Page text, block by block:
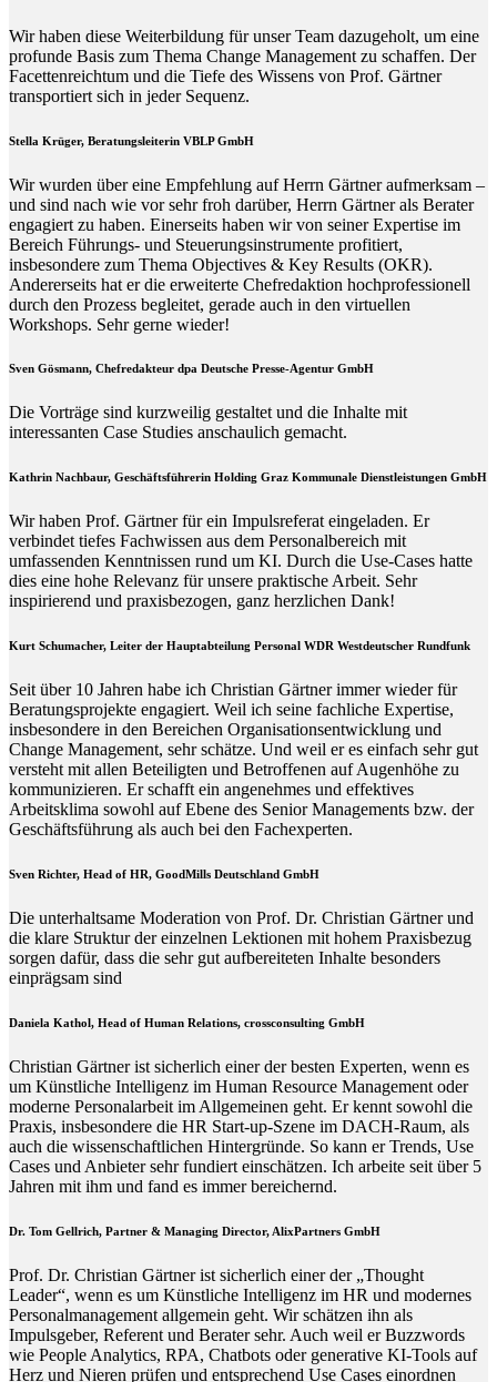
Wir haben diese Weiterbildung für unser Team dazugeholt, um eine
profunde Basis zum Thema Change Management zu schaffen. Der
Facettenreichtum und die Tiefe des Wissens von Prof. Gärtner
transportiert sich in jeder Sequenz.
Stella Krüger, Beratungsleiterin VBLP GmbH
Wir wurden über eine Empfehlung auf Herrn Gärtner aufmerksam –
und sind nach wie vor sehr froh darüber, Herrn Gärtner als Berater
engagiert zu haben. Einerseits haben wir von seiner Expertise im
Bereich Führungs- und Steuerungsinstrumente profitiert,
insbesondere zum Thema Objectives & Key Results (OKR).
Andererseits hat er die erweiterte Chefredaktion hochprofessionell
durch den Prozess begleitet, gerade auch in den virtuellen
Workshops. Sehr gerne wieder!
Sven Gösmann, Chefredakteur dpa Deutsche Presse-Agentur GmbH
Die Vorträge sind kurzweilig gestaltet und die Inhalte mit
interessanten Case Studies anschaulich gemacht.
Kathrin Nachbaur, Geschäftsführerin Holding Graz Kommunale Dienstleistungen GmbH
Wir haben Prof. Gärtner für ein Impulsreferat eingeladen. Er
verbindet tiefes Fachwissen aus dem Personalbereich mit
umfassenden Kenntnissen rund um KI. Durch die Use-Cases hatte
dies eine hohe Relevanz für unsere praktische Arbeit. Sehr
inspirierend und praxisbezogen, ganz herzlichen Dank!
Kurt Schumacher, Leiter der Hauptabteilung Personal WDR Westdeutscher Rundfunk
Seit über 10 Jahren habe ich Christian Gärtner immer wieder für
Beratungsprojekte engagiert. Weil ich seine fachliche Expertise,
insbesondere in den Bereichen Organisationsentwicklung und
Change Management, sehr schätze. Und weil er es einfach sehr gut
versteht mit allen Beteiligten und Betroffenen auf Augenhöhe zu
kommunizieren. Er schafft ein angenehmes und effektives
Arbeitsklima sowohl auf Ebene des Senior Managements bzw. der
Geschäftsführung als auch bei den Fachexperten.
Sven Richter, Head of HR, GoodMills Deutschland GmbH
Die unterhaltsame Moderation von Prof. Dr. Christian Gärtner und
die klare Struktur der einzelnen Lektionen mit hohem Praxisbezug
sorgen dafür, dass die sehr gut aufbereiteten Inhalte besonders
einprägsam sind
Daniela Kathol, Head of Human Relations, crossconsulting GmbH
Christian Gärtner ist sicherlich einer der besten Experten, wenn es
um Künstliche Intelligenz im Human Resource Management oder
moderne Personalarbeit im Allgemeinen geht. Er kennt sowohl die
Praxis, insbesondere die HR Start-up-Szene im DACH-Raum, als
auch die wissenschaftlichen Hintergründe. So kann er Trends, Use
Cases und Anbieter sehr fundiert einschätzen. Ich arbeite seit über 5
Jahren mit ihm und fand es immer bereichernd.
Dr. Tom Gellrich, Partner & Managing Director, AlixPartners GmbH
Prof. Dr. Christian Gärtner ist sicherlich einer der „Thought
Leader“, wenn es um Künstliche Intelligenz im HR und modernes
Personalmanagement allgemein geht. Wir schätzen ihn als
Impulsgeber, Referent und Berater sehr. Auch weil er Buzzwords
wie People Analytics, RPA, Chatbots oder generative KI-Tools auf
Herz und Nieren prüfen und entsprechend Use Cases einordnen